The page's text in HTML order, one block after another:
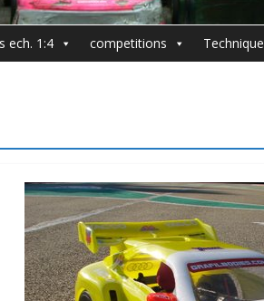
ech. 1:4 competitions Technique